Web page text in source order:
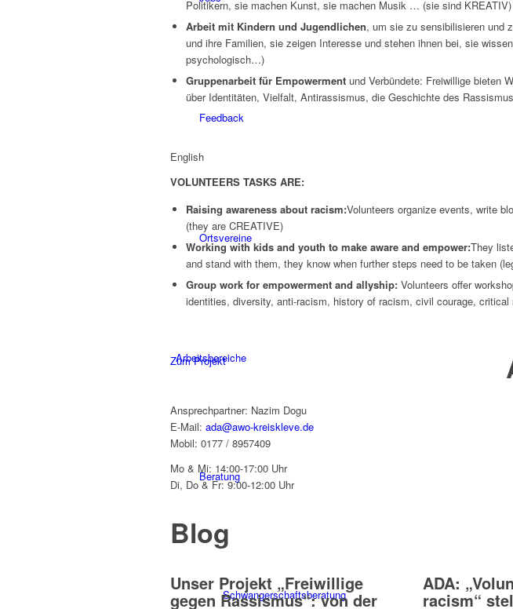
Feedback
Ortsvereine
Arbeitsbereiche
Beratung
Schwangerschaftsberatung
Politikern, sie machen Kunst, sie machen Musik … (sie sind KREATIV)
Arbeit mit Kindern und Jugendlichen, um sie zu sensibilisieren und
und ihre Familien, sie zeigen Interesse und stehen ihnen bei, sie
psychologisch…)
Gruppenarbeit für Empowerment und Verbündete: Freiwillige bieten
über Identitäten, Vielfalt, Antirassismus, die Geschichte des
English
VOLUNTEERS TASKS ARE:
Raising awareness about racism:Volunteers organize events, write
(they are CREATIVE)
Working with kids and youth to make aware and empower:They
and stand with them, they know when further steps need to be taken
Group work for empowerment and allyship: Volunteers offer
identities, diversity, anti-racism, history of racism, civil courage,
Zum Projekt
Ansprechpartner: Nazim Dogu
E-Mail: ada@awo-kreiskleve.de
Mobil: 0177 / 8957409
Mo & Mi: 14:00-17:00 Uhr
Di, Do & Fr: 9:00-12:00 Uhr
Blog
Unser Projekt „Freiwillige
gegen Rassismus“: von der
ADA:
racism“